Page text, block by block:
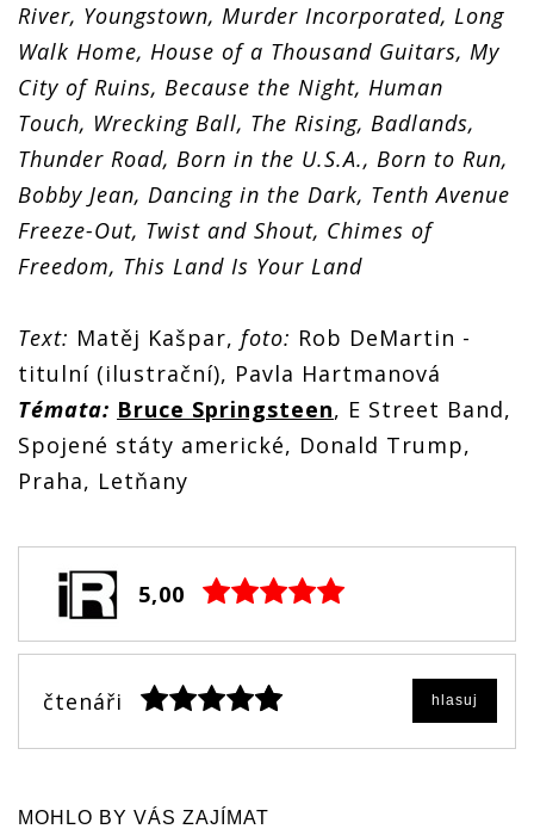
River, Youngstown, Murder Incorporated, Long
Walk Home, House of a Thousand Guitars, My
City of Ruins, Because the Night, Human
Touch, Wrecking Ball, The Rising, Badlands,
Thunder Road, Born in the U.S.A., Born to Run,
Bobby Jean, Dancing in the Dark, Tenth Avenue
Freeze-Out, Twist and Shout, Chimes of
Freedom, This Land Is Your Land
Text: Matěj Kašpar, foto: Rob DeMartin -
titulní (ilustrační), Pavla Hartmanová
Témata: Bruce Springsteen, E Street Band,
Spojené státy americké, Donald Trump,
Praha, Letňany
5,00
čtenáři hlasuj
MOHLO BY VÁS ZAJÍMAT